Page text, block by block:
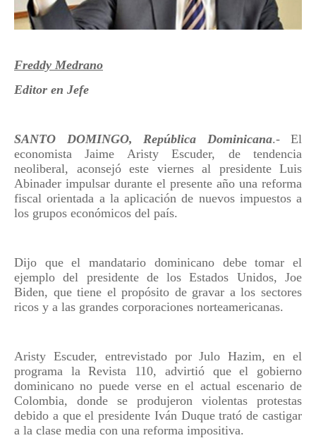
Freddy Medrano
Editor en Jefe
SANTO DOMINGO, República Dominicana.- El
economista Jaime Aristy Escuder, de tendencia
neoliberal, aconsejó este viernes al presidente Luis
Abinader impulsar durante el presente año una reforma
fiscal orientada a la aplicación de nuevos impuestos a
los grupos económicos del país.
Dijo que el mandatario dominicano debe tomar el
ejemplo del presidente de los Estados Unidos, Joe
Biden, que tiene el propósito de gravar a los sectores
ricos y a las grandes corporaciones norteamericanas.
Aristy Escuder, entrevistado por Julo Hazim, en el
programa la Revista 110, advirtió que el gobierno
dominicano no puede verse en el actual escenario de
Colombia, donde se produjeron violentas protestas
debido a que el presidente Iván Duque trató de castigar
a la clase media con una reforma impositiva.